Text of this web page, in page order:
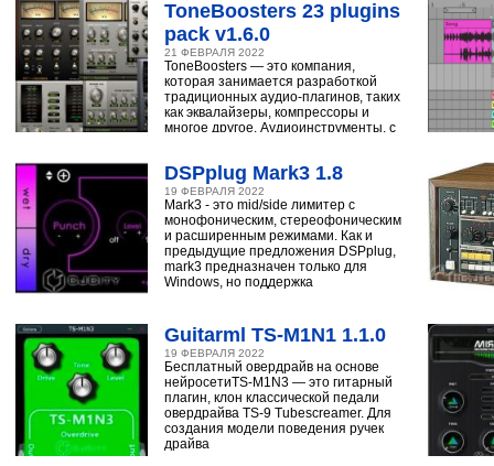
ToneBoosters 23 plugins
pack v1.6.0
21 ФЕВРАЛЯ 2022
ToneBoosters — это компания,
которая занимается разработкой
традиционных аудио-плагинов, таких
как эквалайзеры, компрессоры и
многое другое. Аудиоинструменты, с
DSPplug Mark3 1.8
19 ФЕВРАЛЯ 2022
Mark3 - это mid/side лимитер с
монофоническим, стереофоническим
и расширенным режимами. Как и
предыдущие предложения DSPplug,
mark3 предназначен только для
Windows, но поддержка
Guitarml TS-M1N1 1.1.0
19 ФЕВРАЛЯ 2022
Бесплатный овердрайв на основе
нейросетиTS-M1N3 — это гитарный
плагин, клон классической педали
овердрайва TS-9 Tubescreamer. Для
создания модели поведения ручек
драйва